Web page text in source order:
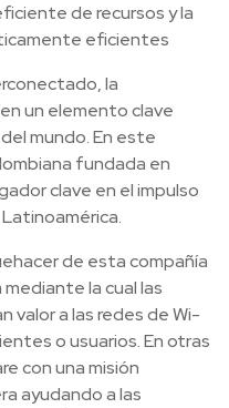
de recursos y la
eficientes
la
un elemento clave
mundo. En este
fundada en
clave en el impulso
de esta compañía
la cual las
valor a las redes de Wi-
o usuarios. En otras
con una misión
ayudando a las